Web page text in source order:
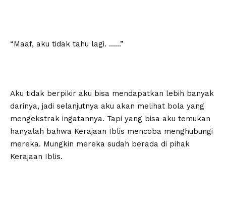
“Maaf, aku tidak tahu lagi. ……”
Aku tidak berpikir aku bisa mendapatkan lebih banyak
darinya, jadi selanjutnya aku akan melihat bola yang
mengekstrak ingatannya. Tapi yang bisa aku temukan
hanyalah bahwa Kerajaan Iblis mencoba menghubungi
mereka. Mungkin mereka sudah berada di pihak
Kerajaan Iblis.